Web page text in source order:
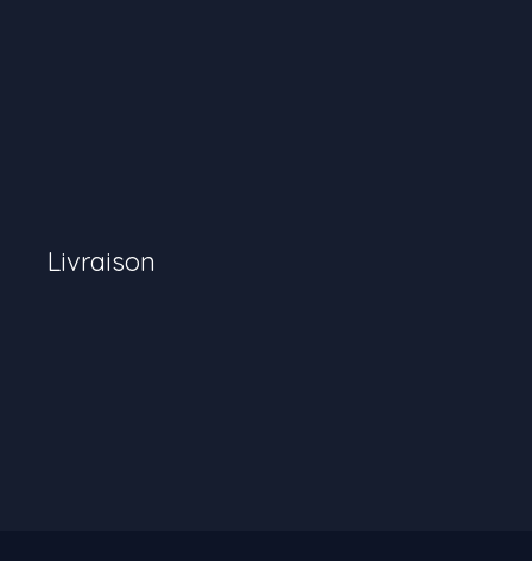
Livraison